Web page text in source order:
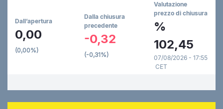
Dall’apertura
0,00
(0,00%)
Dalla chiusura
precedente
-0,32
(-0,31%)
Valutazione
prezzo di chiusura
%
102,45
07/08/2026 - 17:55
CET